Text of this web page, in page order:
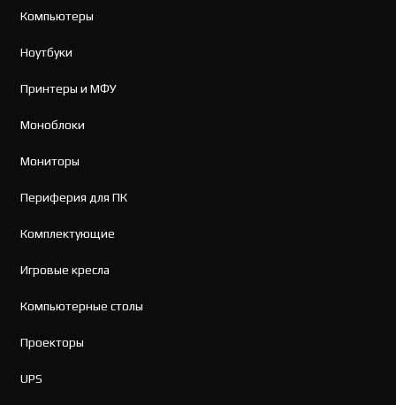
Компьютеры
Ноутбуки
Принтеры и МФУ
Моноблоки
Мониторы
Периферия для ПК
Комплектующие
Игровые кресла
Компьютерные столы
Проекторы
UPS